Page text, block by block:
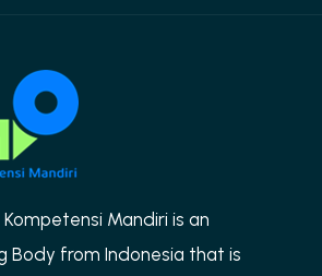
Kompetensi Mandiri is an
Body from Indonesia that is